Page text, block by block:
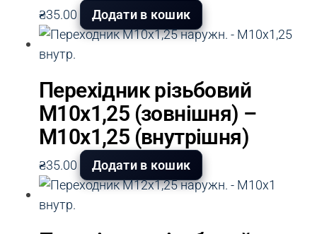
₴35.00 Додати в кошик
Перехідник різьбовий
М10х1,25 (зовнішня) –
М10х1,25 (внутрішня)
₴35.00 Додати в кошик